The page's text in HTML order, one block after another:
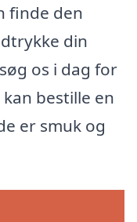
finde den
din
os i dag for
bestille en
er smuk og